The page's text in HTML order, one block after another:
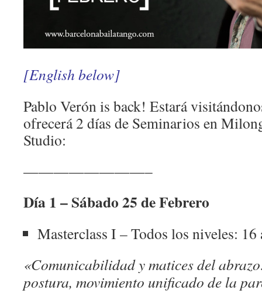
[English below]
Pablo Verón is back! Estará
ofrecerá 2 días de Seminarios en
Studio:
————————–
Día 1 – Sábado 25 de Febrero
Masterclass I – Todos los niveles: 16
«Comunicabilidad y matices del
postura, movimiento unificado de la